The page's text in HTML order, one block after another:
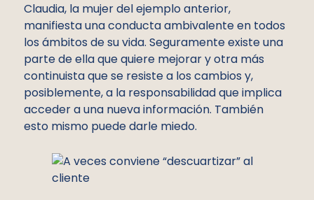
Claudia, la mujer del ejemplo anterior,
manifiesta una conducta ambivalente en todos
los ámbitos de su vida. Seguramente existe una
parte de ella que quiere mejorar y otra más
continuista que se resiste a los cambios y,
posiblemente, a la responsabilidad que implica
acceder a una nueva información. También
esto mismo puede darle miedo.